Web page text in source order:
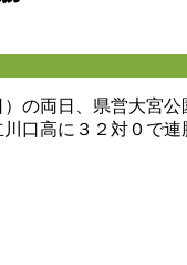
の両日、県営大宮
口高に３２対０で